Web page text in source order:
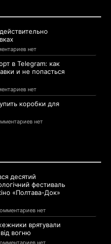
нет
в Telegram: как
и не попасться
нет
коробки для
нет
десятий
фестиваль
«Полтава-Док»
нет
врятували
вогню
нет